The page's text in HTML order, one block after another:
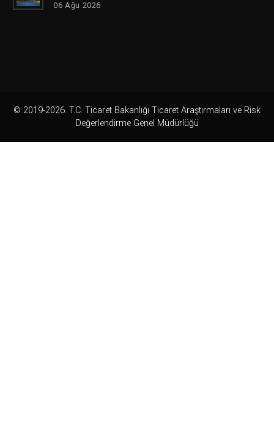
06 Ağu 2026
© 2019-2026. T.C. Ticaret Bakanlığı Ticaret Araştırmaları ve Risk
Değerlendirme Genel Müdürlüğü